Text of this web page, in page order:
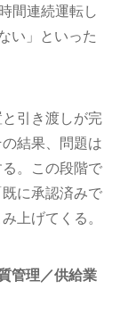
間連続運転し
い」といった
引き渡しが完
結果、問題は
。この段階で
に承認済みで
上げてくる。
管理／供給業